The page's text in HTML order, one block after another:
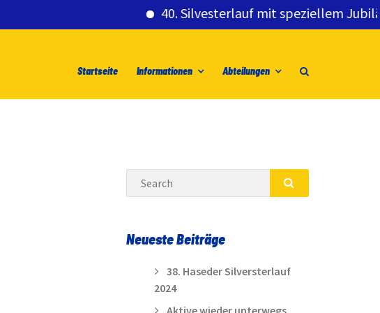
40. Silvesterlauf mit speziellem
Startseite Informationen Abteilungen
Search
SEARCH
Neueste Beiträge
38. Haseder Silversterlauf
2024
Aktive wieder unterwegs